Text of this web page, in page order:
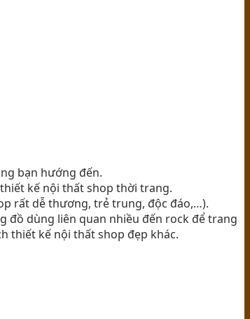
bạn hướng đến.
kế nội thất shop thời trang.
rất dễ thương, trẻ trung, độc đáo,…).
đồ dùng liên quan nhiều đến rock để trang
thiết kế nội thất shop đẹp khác.